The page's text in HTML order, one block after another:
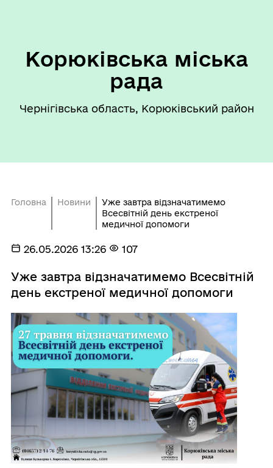
Корюківська міська
рада
Чернігівська область, Корюківський район
Головна Новини
Уже завтра відзначатимемо
Всесвітній день екстреної
медичної допомоги
26.05.2026 13:26 107
Уже завтра відзначатимемо Всесвітній
день екстреної медичної допомоги